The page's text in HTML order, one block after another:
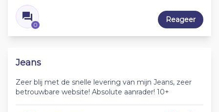
0
Reageer
Jeans
Zeer blij met de snelle levering van mijn Jeans, zeer
betrouwbare website! Absolute aanrader! 10+